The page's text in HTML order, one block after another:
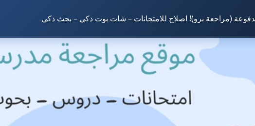
(مراجعة برو)! اصلاح للامتحانات – شات بوت ذكي – بحث ذكي